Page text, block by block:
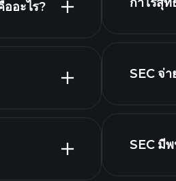
อะไร?
SEC จ่
หุ้นที่จ่า
SEC มี